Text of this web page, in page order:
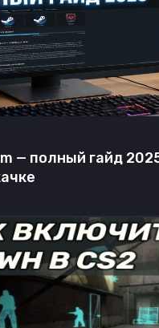
— полный гайд